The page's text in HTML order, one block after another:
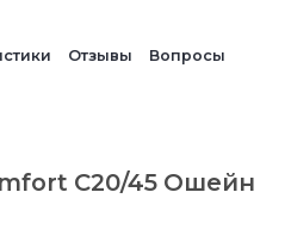
Отзывы Вопросы
C20/45 Ошейн